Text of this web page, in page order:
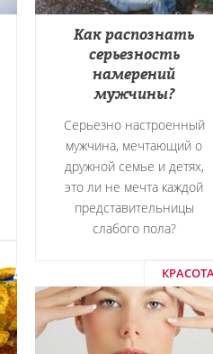
Как распознать
серьезность
намерений
мужчины?
Серьезно настроенный
мужчина, мечтающий о
дружной семье и детях,
это ли не мечта каждой
представительницы
слабого пола?